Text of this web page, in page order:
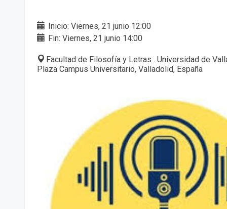
Inicio: Viernes, 21 junio 12:00
Fin: Viernes, 21 junio 14:00
Facultad de Filosofía y Letras . Universidad de
Plaza Campus Universitario, Valladolid, España